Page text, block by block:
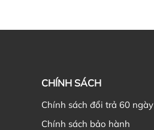
CHÍNH SÁCH
Chính sách đổi trả 60 ngày
Chính sách bảo hành